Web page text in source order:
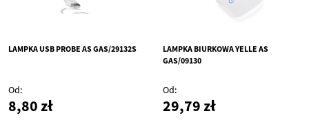
LAMPKA USB PROBE AS GAS/29132S
Od
8,80 zł
LAMPKA BIURKOWA YELLE AS
GAS/09130
Od
29,79 zł